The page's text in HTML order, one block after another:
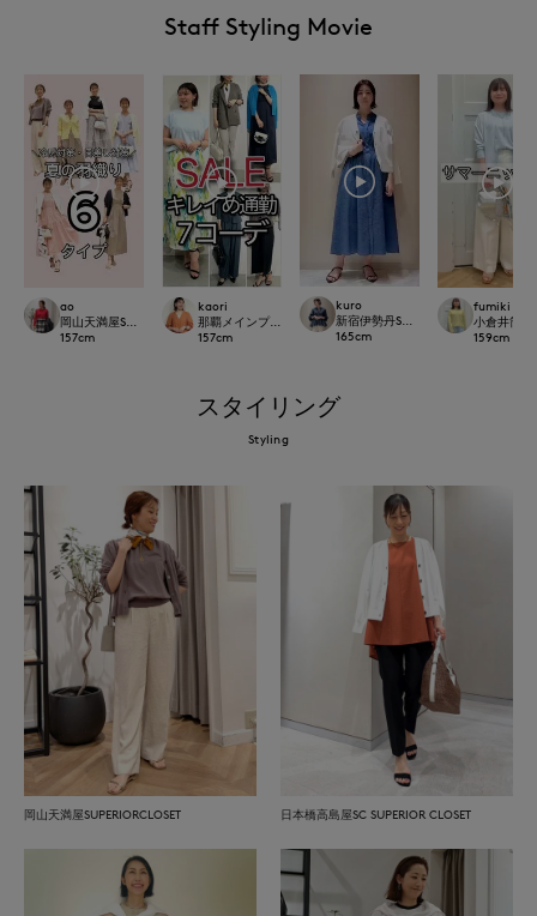
Staff Styling Movie
ao
岡山天満屋SUPERIORCLOSET
157cm
kaori
那覇メインプレイスI.T.'S.international
157cm
kuro
新宿伊勢丹SUPERIOR CLOSET
165cm
fumiki
小倉井筒屋
159cm
スタイリング
Styling
岡山天満屋SUPERIORCLOSET 日本橋高島屋SC SUPERIOR CLOSET